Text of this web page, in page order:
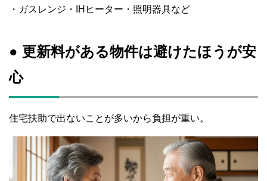
・ガスレンジ・IHヒーター・照明器具など
● 更新料がある物件は避けたほうが安
心
住宅扶助で出ないことが多いから負担が重い。